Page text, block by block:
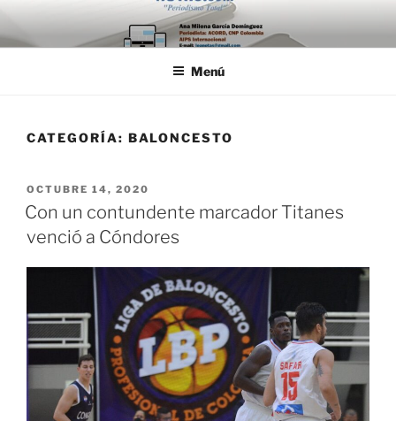
Saltar
al
contenido
Menú
CATEGORÍA: BALONCESTO
PUBLICADO
EL
OCTUBRE 14, 2020
Con un contundente marcador Titanes
venció a Cóndores